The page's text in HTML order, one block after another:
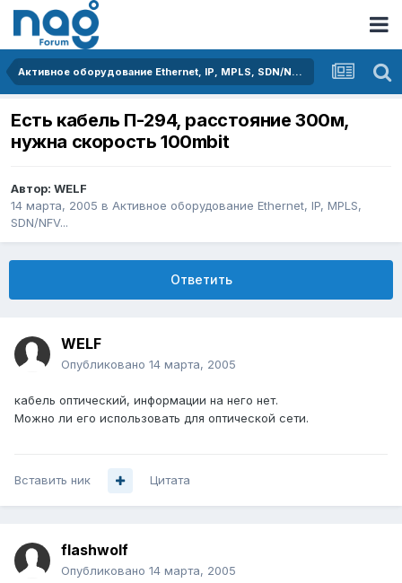
Активное оборудование Ethernet, IP, MPLS, SDN/NFV...
Есть кабель П-294, расстояние 300м,
нужна скорость 100mbit
Автор: WELF
14 марта, 2005 в Активное оборудование Ethernet, IP, MPLS,
SDN/NFV...
Ответить
WELF
Опубликовано 14 марта, 2005
кабель оптический, информации на него нет.
Можно ли его использовать для оптической сети.
Вставить ник Цитата
flashwolf
Опубликовано 14 марта, 2005